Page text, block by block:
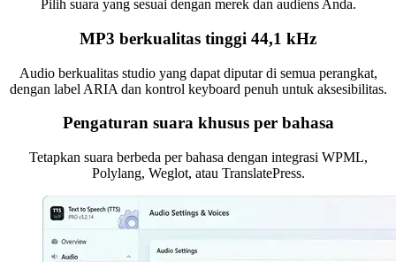
Pilih suara yang sesuai dengan merek dan audiens Anda.
MP3 berkualitas tinggi 44,1 kHz
Audio berkualitas studio yang dapat diputar di semua perangkat,
dengan label ARIA dan kontrol keyboard penuh untuk aksesibilitas.
Pengaturan suara khusus per bahasa
Tetapkan suara berbeda per bahasa dengan integrasi WPML,
Polylang, Weglot, atau TranslatePress.